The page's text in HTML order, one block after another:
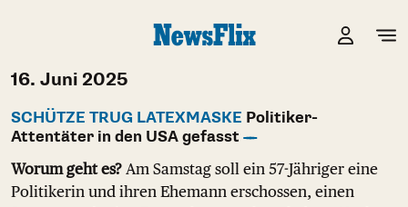
16. Juni 2025
SCHÜTZE TRUG LATEXMASKE Politiker-
Attentäter in den USA gefasst
Worum geht es? Am Samstag soll ein 57-Jähriger eine
Politikerin und ihren Ehemann erschossen, einen